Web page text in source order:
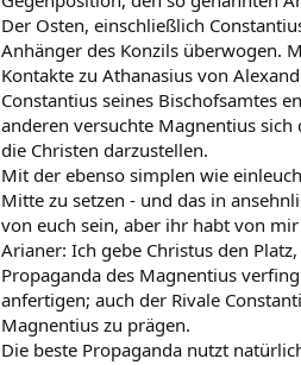
Der Osten, einschließlich
Anhänger des Konzils überwogen.
Kontakte zu Athanasius von
Constantius seines Bischofsamtes
anderen versuchte Magnentius
die Christen darzustellen.
Mit der ebenso simplen wie
Mitte zu setzen - und das in
von euch sein, aber ihr habt von
Arianer: Ich gebe Christus den
Propaganda des Magnentius
anfertigen; auch der Rivale
Magnentius zu prägen.
Die beste Propaganda nutzt